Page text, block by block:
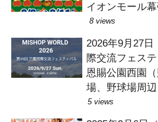
イオンモール
8 views
2026年9月27日
際交流フェス
恩賜公園西園
場、野球場周辺
5 views